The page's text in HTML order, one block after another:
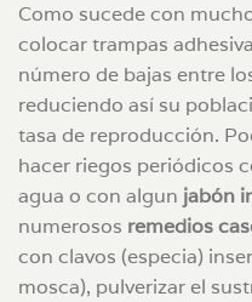
Como sucede con
colocar trampas
número de bajas entre
reduciendo así su
tasa de reproducción.
hacer riegos periódicos
agua o con algun jabón
numerosos remedios
con clavos (especia)
mosca), pulverizar el